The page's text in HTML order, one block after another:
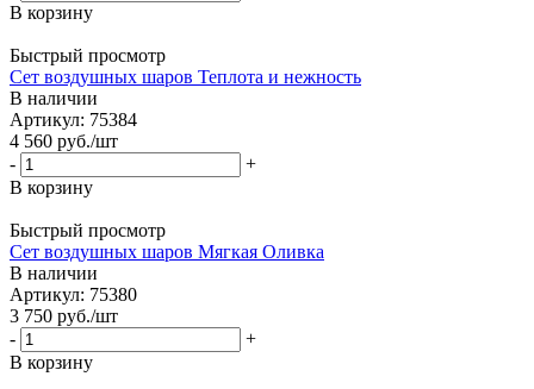
В корзину
Быстрый просмотр
Сет воздушных шаров Теплота и нежность
В наличии
Артикул: 75384
4 560 руб./шт
-
+
В корзину
Быстрый просмотр
Сет воздушных шаров Мягкая Оливка
В наличии
Артикул: 75380
3 750 руб./шт
-
+
В корзину